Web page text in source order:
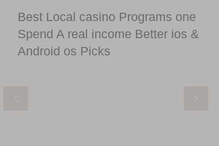
Best Local casino Programs one
Spend A real income Better ios &
Android os Picks